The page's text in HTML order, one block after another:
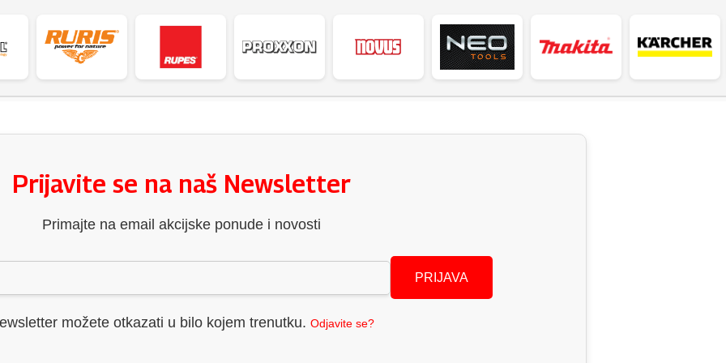
Prijavite se na naš Newsletter
Primajte na email akcijske ponude i novosti
PRIJAVA
možete otkazati u bilo kojem trenutku. Odjavite se?